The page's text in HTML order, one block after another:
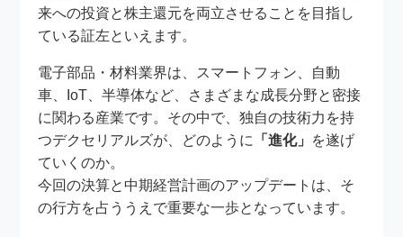
来への投資と株主還元を両立させることを目指し
ている証左といえます。
電子部品・材料業界は、スマートフォン、自動
車、IoT、半導体など、さまざまな成長分野と密接
に関わる産業です。その中で、独自の技術力を持
つデクセリアルズが、どのように
「進化」 を遂げ
ていくのか。
今回の決算と中期経営計画のアップデートは、そ
の行方を占ううえで重要な一歩となっています。